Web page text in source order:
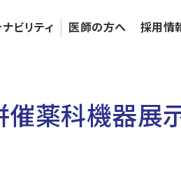
ビリティ 医師の⽅へ 採⽤情
薬科機器展